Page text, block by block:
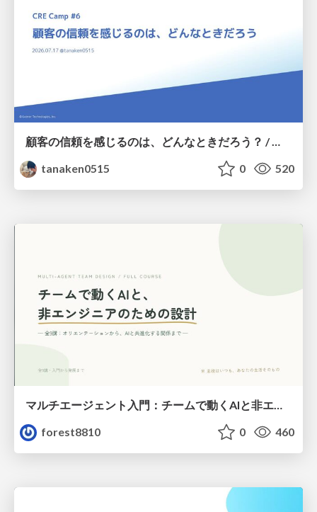
tanaken0515
0 520
マルチエージェント入門：チームで動くAIと非エンジニアのための設計（Claude Code）
forest8810
0 460